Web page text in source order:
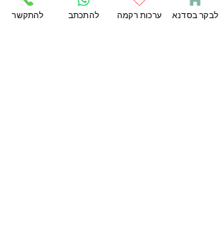
להתקשר להתכתב ערכות רקמה לבקר בסדנא